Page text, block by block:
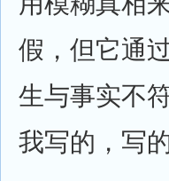
假，但它通
生与事实不
我写的，写